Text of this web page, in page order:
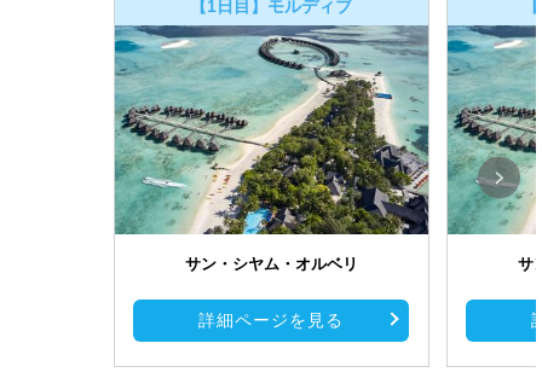
【1日目】モルディブ
サン・シヤム・オルベリ
詳細ページを見る
サ